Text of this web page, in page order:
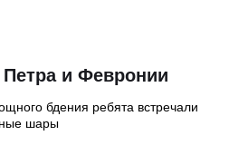
и Февронии
бдения ребята встречали
шары